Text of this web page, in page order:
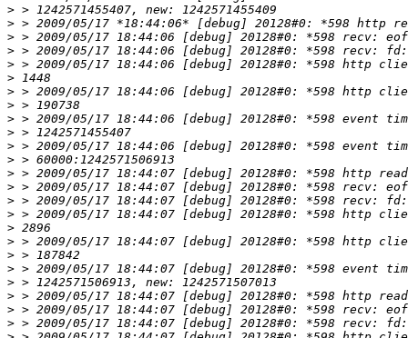
>
>
>
>
>
>
>
>
>
>
>
>
>
>
>
>
>
>
>
>
>
>
>
>